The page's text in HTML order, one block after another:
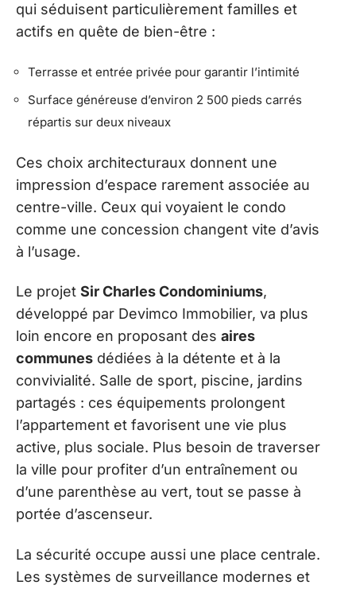
qui séduisent particulièrement familles et
actifs en quête de bien-être :
Terrasse et entrée privée pour garantir l’intimité
Surface généreuse d’environ 2 500 pieds carrés
répartis sur deux niveaux
Ces choix architecturaux donnent une
impression d’espace rarement associée au
centre-ville. Ceux qui voyaient le condo
comme une concession changent vite d’avis
à l’usage.
Le projet Sir Charles Condominiums,
développé par Devimco Immobilier, va plus
loin encore en proposant des aires
communes dédiées à la détente et à la
convivialité. Salle de sport, piscine, jardins
partagés : ces équipements prolongent
l’appartement et favorisent une vie plus
active, plus sociale. Plus besoin de traverser
la ville pour profiter d’un entraînement ou
d’une parenthèse au vert, tout se passe à
portée d’ascenseur.
La sécurité occupe aussi une place centrale.
Les systèmes de surveillance modernes et